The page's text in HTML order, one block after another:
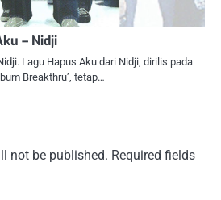
– Nidji
Lagu Hapus Aku dari Nidji, dirilis pada
Breakthru’, tetap…
not be published. Required fields